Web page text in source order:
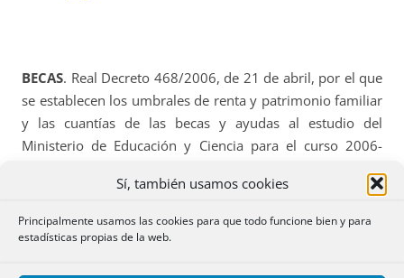
Sí, también usamos cookies
Principalmente usamos las cookies para que todo funcione bien y para
estadísticas propias de la web.
BECAS. Real Decreto 468/2006, de 21 de abril, por el que
se establecen los umbrales de renta y patrimonio familiar
y las cuantías de las becas y ayudas al estudio del
Ministerio de Educación y Ciencia para el curso 2006-
PDF (5 págs. – 136 KB.)